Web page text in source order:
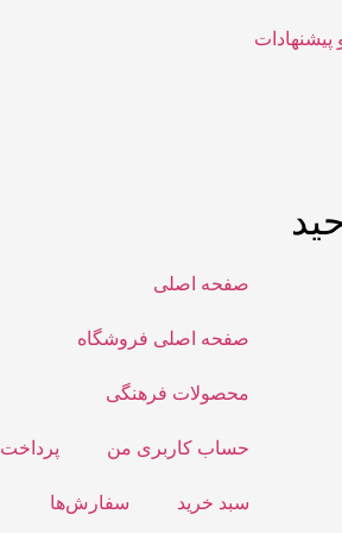
صفحه اصلی
صفحه اصلی فروشگاه
محصولات فرهنگی
حساب کاربری من پرداخت
سبد خرید سفارش‌ها